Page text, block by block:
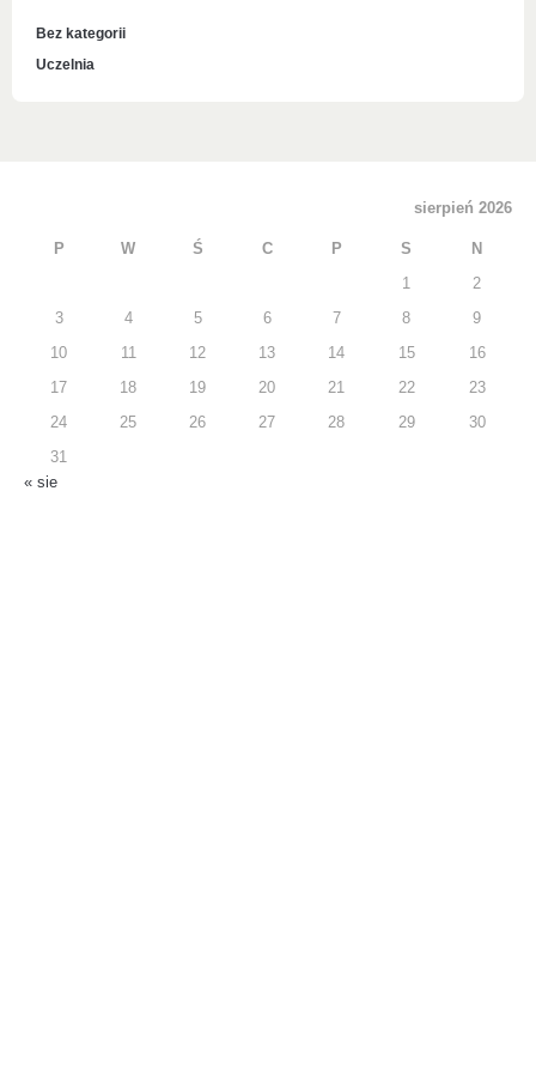
Bez kategorii
Uczelnia
sierpień 2026
P W Ś C P S N
1 2
3 4 5 6 7 8 9
10 11 12 13 14 15 16
17 18 19 20 21 22 23
24 25 26 27 28 29 30
31
« sie